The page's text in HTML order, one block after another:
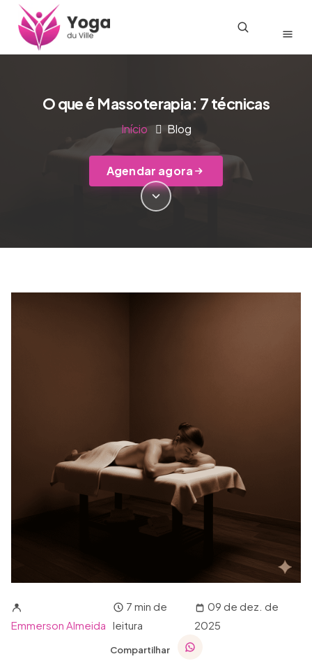
O que é Massoterapia: 7 técnicas
Início Blog
Agendar agora
Emmerson Almeida
7 min de
leitura
09 de dez. de
2025
Compartilhar